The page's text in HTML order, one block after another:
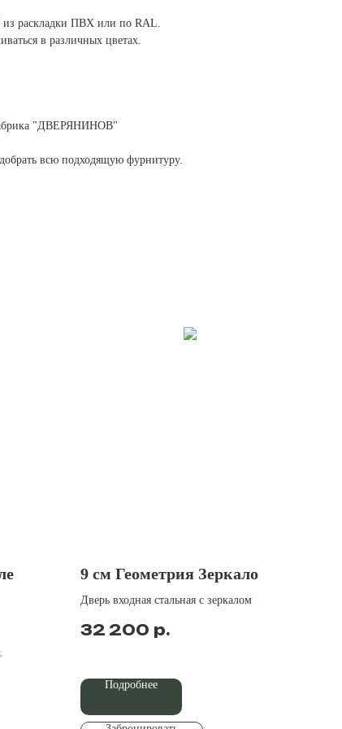
раскладки ПВХ или по RAL.
в различных цветах.
"ДВЕРЯНИНОВ"
всю подходящую фурнитуру.
9 см Геометрия Зеркало
Дверь входная стальная с зеркалом
32 200 р.
Подробнее